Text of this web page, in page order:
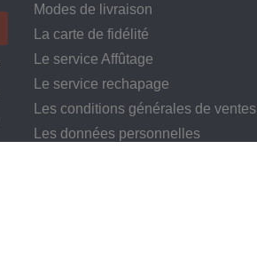
Modes de livraison
La carte de fidélité
Le service Affûtage
Le service rechapage
Les conditions générales de ventes
Les données personnelles